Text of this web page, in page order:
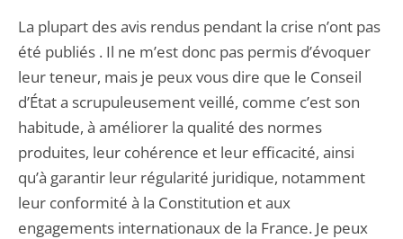
La plupart des avis rendus pendant la crise n’ont pas
été publiés . Il ne m’est donc pas permis d’évoquer
leur teneur, mais je peux vous dire que le Conseil
d’État a scrupuleusement veillé, comme c’est son
habitude, à améliorer la qualité des normes
produites, leur cohérence et leur efficacité, ainsi
qu’à garantir leur régularité juridique, notamment
leur conformité à la Constitution et aux
engagements internationaux de la France. Je peux